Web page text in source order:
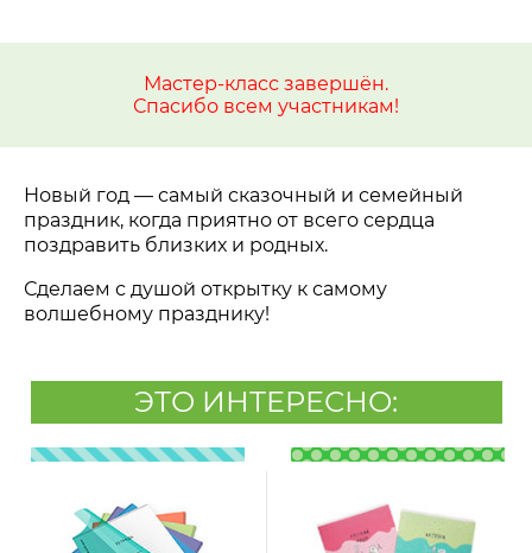
Мастер-класс завершён.
Спасибо всем участникам!
Новый год — самый сказочный и семейный
праздник, когда приятно от всего сердца
поздравить близких и родных.
Сделаем с душой открытку к самому
волшебному празднику!
ЭТО ИНТЕРЕСНО: